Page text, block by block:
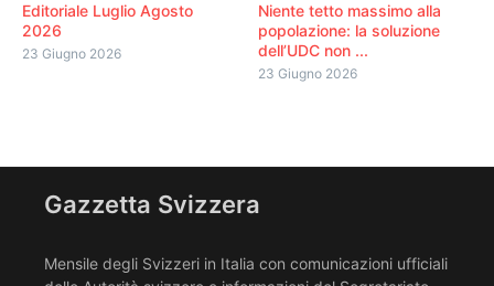
Editoriale Luglio Agosto
2026
23 Giugno 2026
Niente tetto massimo alla
popolazione: la soluzione
dell’UDC non ...
23 Giugno 2026
Gazzetta Svizzera
Mensile degli Svizzeri in Italia con comunicazioni ufficiali